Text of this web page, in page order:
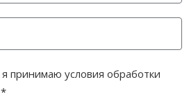
я принимаю условия обработки
*